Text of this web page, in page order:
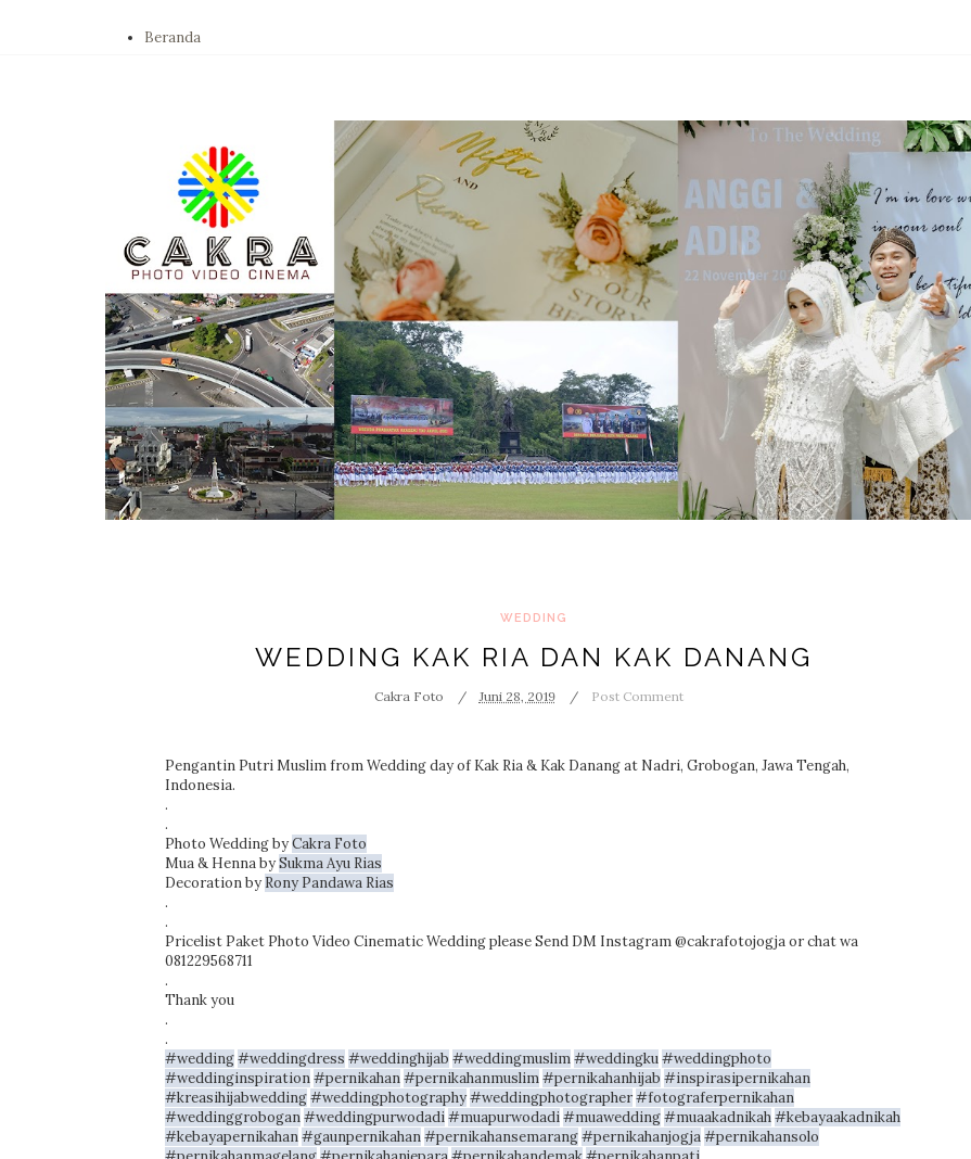
Beranda
WEDDING
WEDDING KAK RIA DAN KAK DANANG
Cakra Foto Juni 28, 2019 Post Comment
Pengantin Putri Muslim from Wedding day of Kak Ria & Kak Danang at Nadri, Grobogan, Jawa Tengah,
Indonesia.
.
.
Photo Wedding byCakra Foto
Mua & Henna bySukma Ayu Rias
Decoration by Rony Pandawa Rias
.
.
Pricelist Paket Photo Video Cinematic Wedding please Send DM Instagram @cakrafotojogja or chat wa
081229568711
.
Thank you
.
.
#wedding#weddingdress #weddinghijab #weddingmuslim#weddingku#weddingphoto
#weddinginspiration#pernikahan#pernikahanmuslim#pernikahanhijab #inspirasipernikahan
#kreasihijabwedding#weddingphotography#weddingphotographer#fotograferpernikahan
#weddinggrobogan#weddingpurwodadi#muapurwodadi#muawedding#muaakadnikah#kebayaakadnikah
#kebayapernikahan#gaunpernikahan#pernikahansemarang#pernikahanjogja#pernikahansolo